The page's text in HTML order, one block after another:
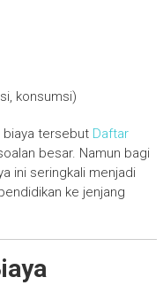
konsumsi)
biaya tersebut Daftar
besar. Namun bagi
ini seringkali menjadi
ke jenjang